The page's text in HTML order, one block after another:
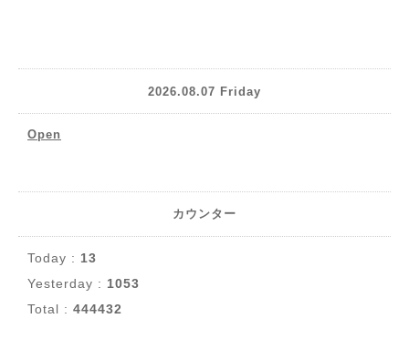
2026.08.07 Friday
Open
カウンター
Today : 13
Yesterday : 1053
Total : 444432